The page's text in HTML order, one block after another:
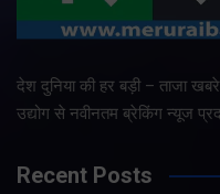
देश दुनिया की हर बड़ी – ताजा
उद्योग से नवीनतम ब्रेकिंग न्यूज
Recent Posts